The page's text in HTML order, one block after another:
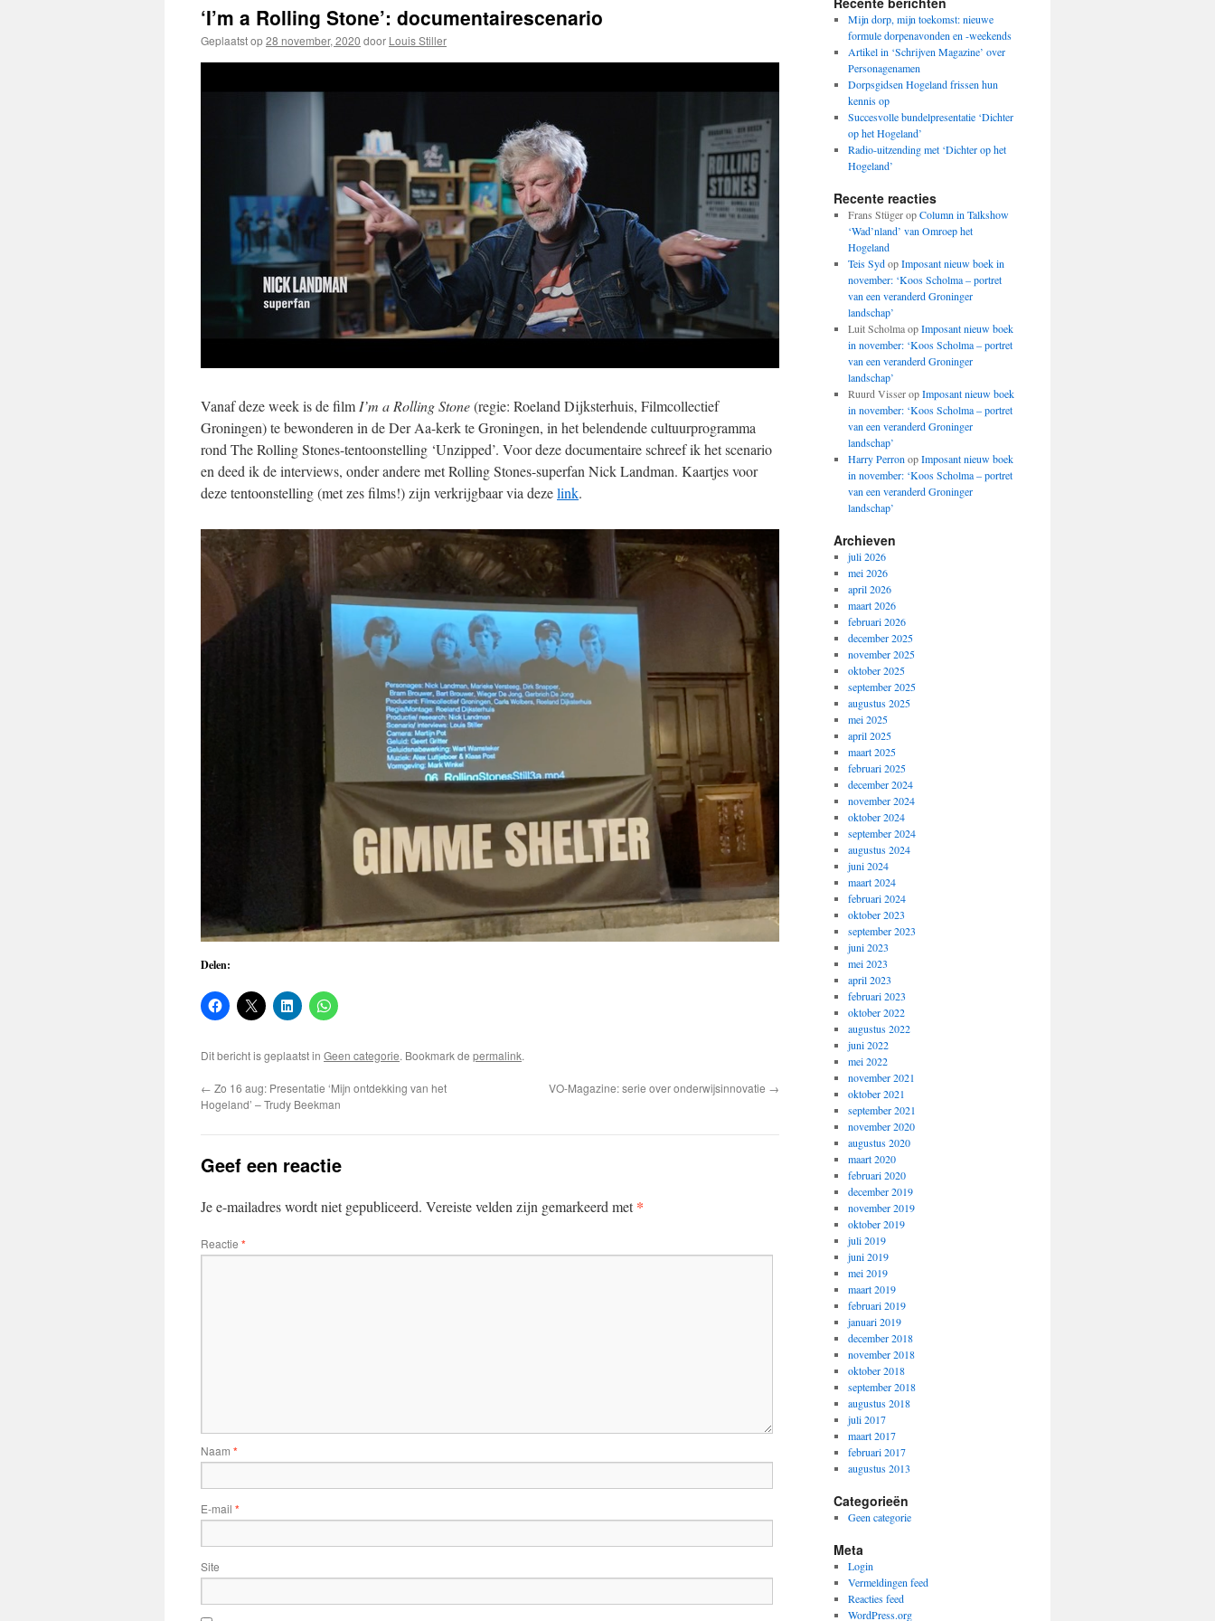
‘I’m a Rolling Stone’: documentairescenario
Geplaatst op28 november, 2020 door Louis Stiller
Vanaf deze week is de film I’m a Rolling Stone(regie: Roeland Dijksterhuis, Filmcollectief
Groningen) te bewonderen in de Der Aa-kerk te Groningen, in het belendende cultuurprogramma
rond The Rolling Stones-tentoonstelling ‘Unzipped’. Voor deze documentaire schreef ik het scenario
en deed ik de interviews, onder andere met Rolling Stones-superfan Nick Landman. Kaartjes voor
deze tentoonstelling (met zes films!) zijn verkrijgbaar via dezelink.
Delen:
Dit bericht is geplaatst in Geen categorie. Bookmark de permalink.
← Zo 16 aug: Presentatie ‘Mijn ontdekking van het
Hogeland’ – Trudy Beekman
VO-Magazine: serie over onderwijsinnovatie →
Geef een reactie
Je e-mailadres wordt niet gepubliceerd. Vereiste velden zijn gemarkeerd met*
Reactie *
Naam *
E-mail *
Site
Mijn dorp, mijn toekomst: nieuwe
formule dorpenavonden en -weekends
Artikel in ‘Schrijven Magazine’ over
Personagenamen
Dorpsgidsen Hogeland frissen hun
kennis op
Succesvolle bundelpresentatie ‘Dichter
op het Hogeland’
Radio-uitzending met ‘Dichter op het
Hogeland’
Recente reacties
Frans StügeropColumn in Talkshow
‘Wad’nland’ van Omroep het
Hogeland
Teis SydopImposant nieuw boek in
november: ‘Koos Scholma – portret
van een veranderd Groninger
landschap’
Luit ScholmaopImposant nieuw boek
in november: ‘Koos Scholma – portret
van een veranderd Groninger
landschap’
Ruurd VisseropImposant nieuw boek
in november: ‘Koos Scholma – portret
van een veranderd Groninger
landschap’
Harry Perron opImposant nieuw boek
in november: ‘Koos Scholma – portret
van een veranderd Groninger
landschap’
Archieven
juli 2026
mei 2026
april 2026
maart 2026
februari 2026
december 2025
november 2025
oktober 2025
september 2025
augustus 2025
mei 2025
april 2025
maart 2025
februari 2025
december 2024
november 2024
oktober 2024
september 2024
augustus 2024
juni 2024
maart 2024
februari 2024
oktober 2023
september 2023
juni 2023
mei 2023
april 2023
februari 2023
oktober 2022
augustus 2022
juni 2022
mei 2022
november 2021
oktober 2021
september 2021
november 2020
augustus 2020
maart 2020
februari 2020
december 2019
november 2019
oktober 2019
juli 2019
juni 2019
mei 2019
maart 2019
februari 2019
januari 2019
december 2018
november 2018
oktober 2018
september 2018
augustus 2018
juli 2017
maart 2017
februari 2017
augustus 2013
Categorieën
Geen categorie
Meta
Login
Vermeldingen feed
Reacties feed
WordPress.org